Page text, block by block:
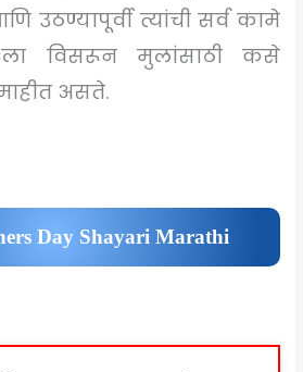
उठण्यापूर्वी त्यांची सर्व कामे
विसरून मुलांसाठी कसे
असते.
Day Shayari Marathi